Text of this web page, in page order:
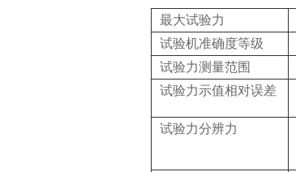
最大试验力
试验机准确度等级
试验力测量范围
试验力示值相对误差
试验力分辨力